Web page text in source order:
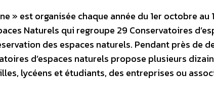
» est organisée chaque année du 1er octobre au
Naturels qui regroupe 29 Conservatoires
des espaces naturels. Pendant près de
d’espaces naturels propose plusieurs
lycéens et étudiants, des entreprises ou